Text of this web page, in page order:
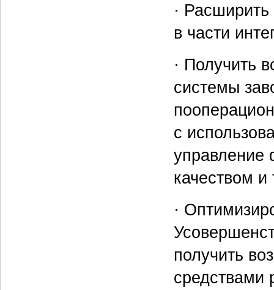
·
в части
· Получить
системы
с
управление
качеством и
·
получить
средствами